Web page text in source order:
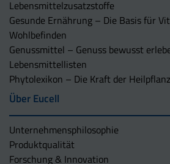
Lebensmittelzusatzstoffe
Gesunde Ernährung – Die Basis für
Wohlbefinden
Genussmittel – Genuss bewusst
Lebensmittellisten
Phytolexikon – Die Kraft der
Über Eucell
Unternehmens­philosophie
Produktqualität
Forschung & Innovation